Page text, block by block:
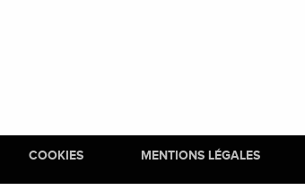
COOKIES MENTIONS LÉGALES